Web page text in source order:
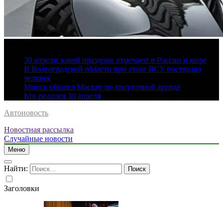
30 апреля: какой праздник отмечают в России и мире
В Волгоградской области при атаке ВСУ пострадал
человек
Минск обошел Москву по посуточной аренде
Кто родился 30 апреля
Автоновость
Новостная рассылка
Случайные новости
Меню
Найти:
Заголовки